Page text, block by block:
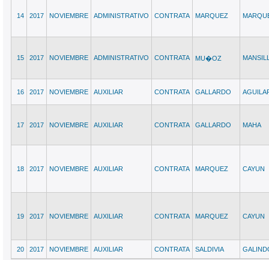
14 2017 NOVIEMBRE ADMINISTRATIVO CONTRATA MARQUEZ
15 2017 NOVIEMBRE ADMINISTRATIVO CONTRATA MU�OZ
16 2017 NOVIEMBRE AUXILIAR CONTRATA GALLARDO
17 2017 NOVIEMBRE AUXILIAR CONTRATA GALLARDO MAHA
18 2017 NOVIEMBRE AUXILIAR CONTRATA MARQUEZ CAYUN
19 2017 NOVIEMBRE AUXILIAR CONTRATA MARQUEZ CAYUN
20 2017 NOVIEMBRE AUXILIAR CONTRATA SALDIVIA